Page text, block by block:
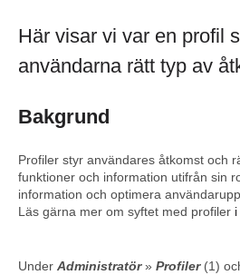
Här visar vi var en profil
användarna rätt typ av
Bakgrund
Profiler styr användares åtkomst och
funktioner och information utifrån sin
information och optimera
Läs gärna mer om syftet med profiler
Under Administratör» Profiler(1)